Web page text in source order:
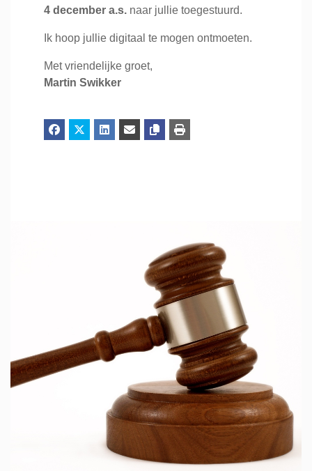
4 december a.s. naar jullie toegestuurd.
Ik hoop jullie digitaal te mogen ontmoeten.
Met vriendelijke groet,
Martin Swikker